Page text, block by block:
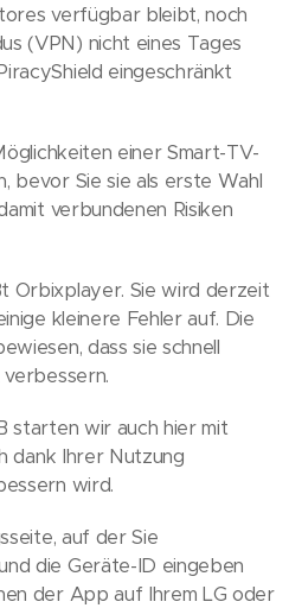
verfügbar bleibt, noch
(VPN) nicht eines Tages
eingeschränkt
einer Smart-TV-
bevor Sie sie als erste Wahl
verbundenen Risiken
Orbixplayer. Sie wird derzeit
kleinere Fehler auf. Die
dass sie schnell
starten wir auch hier mit
dank Ihrer Nutzung
wird.
auf der Sie
die Geräte-ID eingeben
der App auf Ihrem LG oder